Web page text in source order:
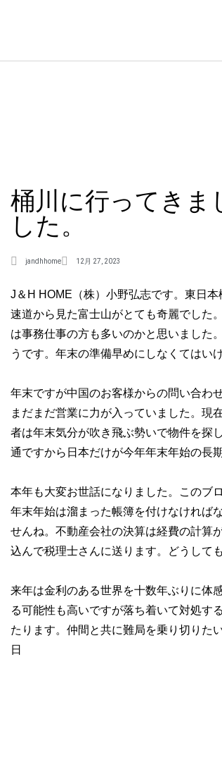
桶川に行ってきま
した。
jandhhome 12月 27, 2023
J＆H HOME（株）小野弘志です。東日
速道から見た富士山がとても奇麗でした
は事務仕事の方も多いのかと思いました
うです。年末の準備早めにしなくてはい
年末ですが中国のお客様からの問い合わ
まだまだ営業に力が入っていました。現
者は年末気分が吹き飛ぶ勢いで物件を探
通ですから日本だけが今年年末年始の長
本年も大変お世話になりました。このブ
年末年始は溜まった帳簿を付けなければ
せんね。不動産会社の決算は経費の計算
込んで税理士さんに送ります。どうして
来年は金利のある世界を十数年ぶりに体
る可能性も高いですが落ち着いて対処す
たります。仲間と共に難局を乗り切りた
日